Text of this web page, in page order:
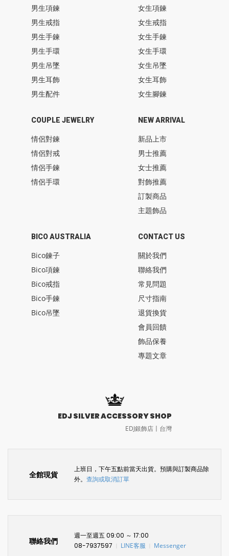
男生項鍊
男生戒指
男生手鍊
男生手環
男生吊墜
男生耳飾
男生配件
女生項鍊
女生戒指
女生手鍊
女生手環
女生吊墜
女生耳飾
女生腳鍊
COUPLE JEWELRY
情侶對鍊
情侶對戒
情侶手鍊
情侶手環
BICO AUSTRALIA
Bico鍊子
Bico項鍊
Bico戒指
Bico手鍊
Bico吊墜
NEW ARRIVAL
新品上市
男士推薦
女士推薦
對飾推薦
訂製商品
主題飾品
CONTACT US
關於我們
聯絡我們
常見問題
尺寸指南
退貨換貨
會員回饋
飾品保養
專題文章
EDJ SILVER ACCESSORY SHOP
EDJ銀飾店〡台灣
全館現貨
上班日，下午五點前當天出貨。預購與訂製商品除
外。 查詢或取消訂單
聯絡我們
週一至週五 09:00 ～ 17:00
08-7937597
LINE客服 Messenger